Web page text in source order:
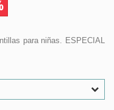
para niñas. ESPECIAL